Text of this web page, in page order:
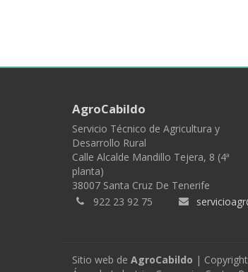
AgroCabildo
Servicio Técnico de Agricultura y
Desarrollo Rural
Calle Alcalde Mandillo Tejera, 8 (4ª
planta)
38007 Santa Cruz De Tenerife
922 23 92 75
Sitio web de AgroCabildo |